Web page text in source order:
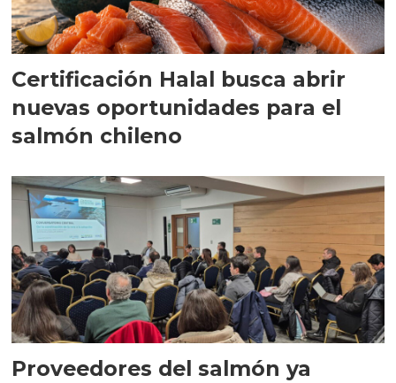
Certificación Halal busca abrir
nuevas oportunidades para el
salmón chileno
Proveedores del salmón ya